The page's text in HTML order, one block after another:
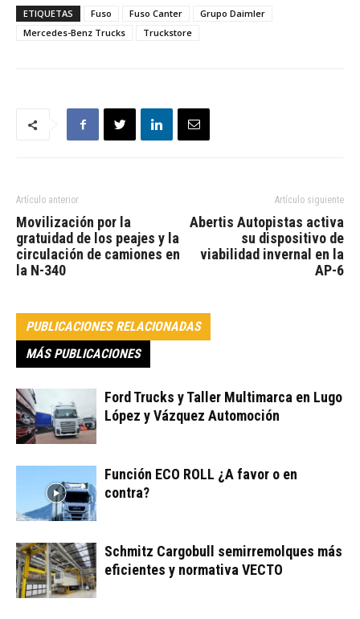
ETIQUETAS Fuso Fuso Canter
Grupo Daimler
Mercedes-Benz Trucks
Truckstore
Artículo anterior
Movilización por la
gratuidad de los peajes y la
circulación de camiones en
la N-340
Artículo siguiente
Abertis Autopistas activa
su dispositivo de
viabilidad invernal en la
AP-6
PUBLICACIONES RELACIONADAS
MÁS PUBLICACIONES
Ford Trucks y Taller Multimarca en Lugo
López y Vázquez Automoción
Función ECO ROLL ¿A favor o en
contra?
Schmitz Cargobull semirremolques más
eficientes y normativa VECTO